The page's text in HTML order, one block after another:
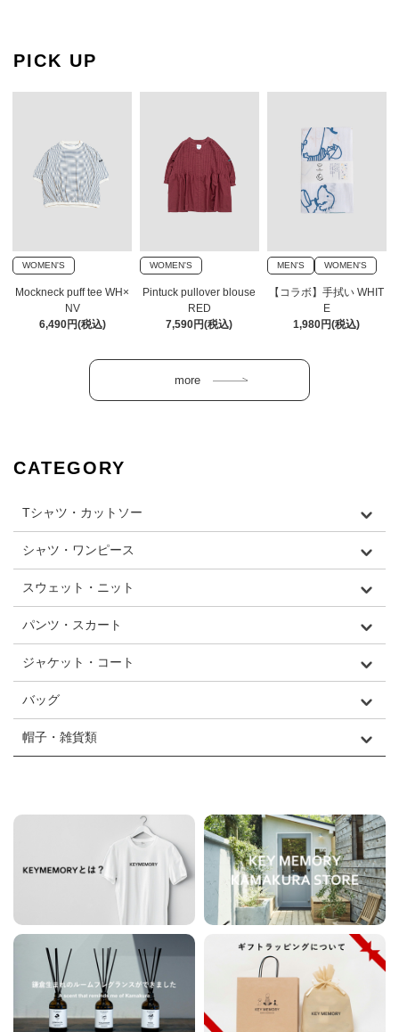
PICK UP
WOMEN'S
Mockneck puff tee WH×
NV
6,490円(税込)
WOMEN'S
Pintuck pullover blouse
RED
7,590円(税込)
MEN'S WOMEN'S
【コラボ】手拭い WHIT
E
1,980円(税込)
CATEGORY
Tシャツ・カットソー
シャツ・ワンピース
スウェット・ニット
パンツ・スカート
ジャケット・コート
バッグ
帽子・雑貨類